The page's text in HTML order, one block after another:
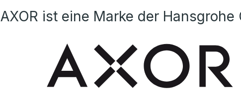
AXOR ist eine Marke der Hansgrohe